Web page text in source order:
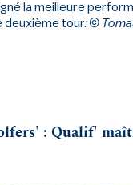
la meilleure
deuxième tour. ©
: Qualif'